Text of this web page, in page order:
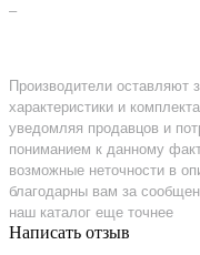
–
Производители оставляют
характеристики и
уведомляя продавцов и
пониманием к данному
возможные неточности в
благодарны вам за
наш каталог еще точнее
Написать отзыв